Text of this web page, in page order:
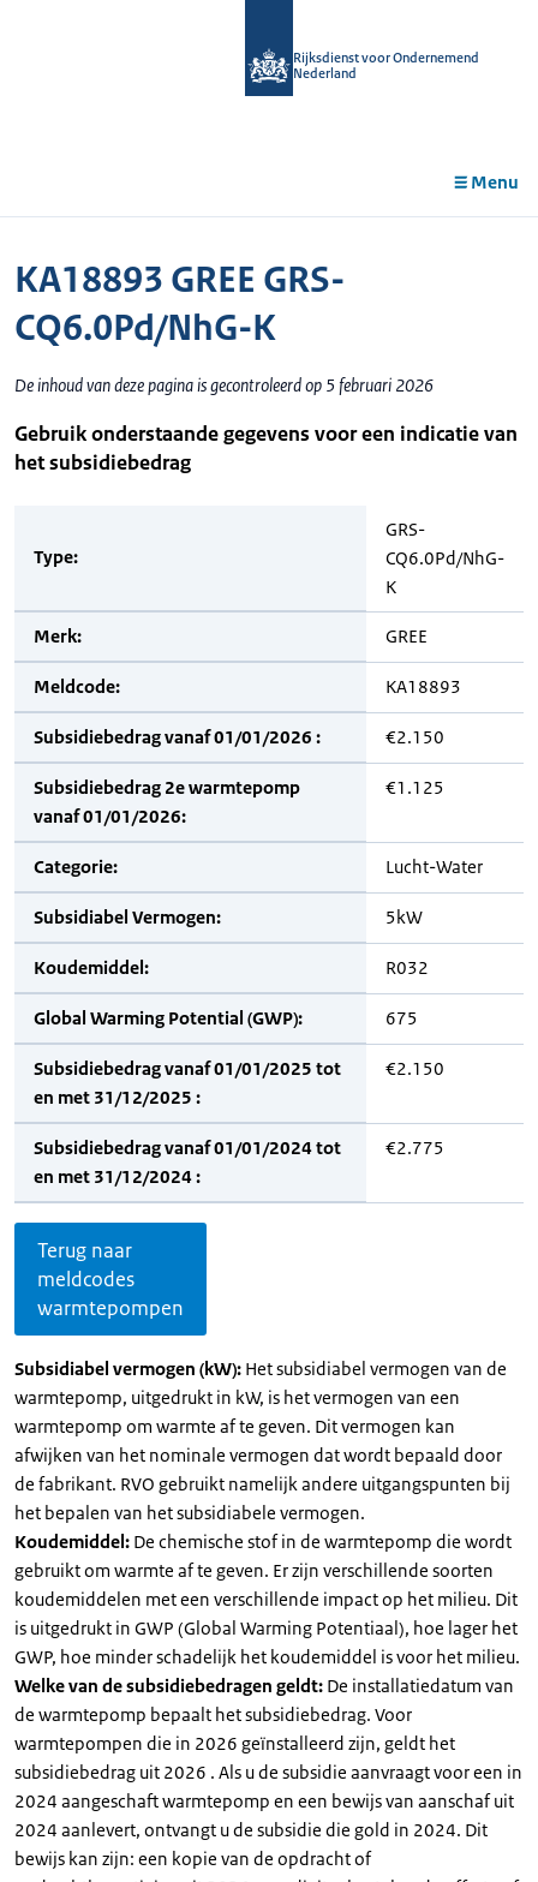
Rijksdienst voor Ondernemend
Nederland
Menu
KA18893 GREE GRS-
CQ6.0Pd/NhG-K
De inhoud van deze pagina is gecontroleerd op 5 februari 2026
Gebruik onderstaande gegevens voor een indicatie van
het subsidiebedrag
Type:
GRS-
CQ6.0Pd/NhG-
K
Merk: GREE
Meldcode: KA18893
Subsidiebedrag vanaf 01/01/2026 : €2.150
Subsidiebedrag 2e warmtepomp
vanaf 01/01/2026:
€1.125
Categorie: Lucht-Water
Subsidiabel Vermogen: 5kW
Koudemiddel: R032
Global Warming Potential (GWP): 675
Subsidiebedrag vanaf 01/01/2025 tot
en met 31/12/2025 :
€2.150
Subsidiebedrag vanaf 01/01/2024 tot
en met 31/12/2024 :
€2.775
Terug naar
meldcodes
warmtepompen
Subsidiabel vermogen (kW): Het subsidiabel vermogen van de
warmtepomp, uitgedrukt in kW, is het vermogen van een
warmtepomp om warmte af te geven. Dit vermogen kan
afwijken van het nominale vermogen dat wordt bepaald door
de fabrikant. RVO gebruikt namelijk andere uitgangspunten bij
het bepalen van het subsidiabele vermogen.
Koudemiddel: De chemische stof in de warmtepomp die wordt
gebruikt om warmte af te geven. Er zijn verschillende soorten
koudemiddelen met een verschillende impact op het milieu. Dit
is uitgedrukt in GWP (Global Warming Potentiaal), hoe lager het
GWP, hoe minder schadelijk het koudemiddel is voor het milieu.
Welke van de subsidiebedragen geldt: De installatiedatum van
de warmtepomp bepaalt het subsidiebedrag. Voor
warmtepompen die in 2026 geïnstalleerd zijn, geldt het
subsidiebedrag uit 2026 . Als u de subsidie aanvraagt voor een in
2024 aangeschaft warmtepomp en een bewijs van aanschaf uit
2024 aanlevert, ontvangt u de subsidie die gold in 2024. Dit
bewijs kan zijn: een kopie van de opdracht of